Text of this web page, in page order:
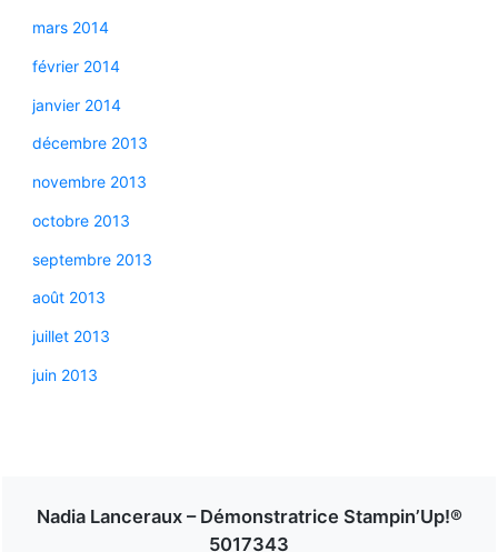
mars 2014
février 2014
janvier 2014
décembre 2013
novembre 2013
octobre 2013
septembre 2013
août 2013
juillet 2013
juin 2013
Nadia Lanceraux – Démonstratrice Stampin’Up!®
5017343